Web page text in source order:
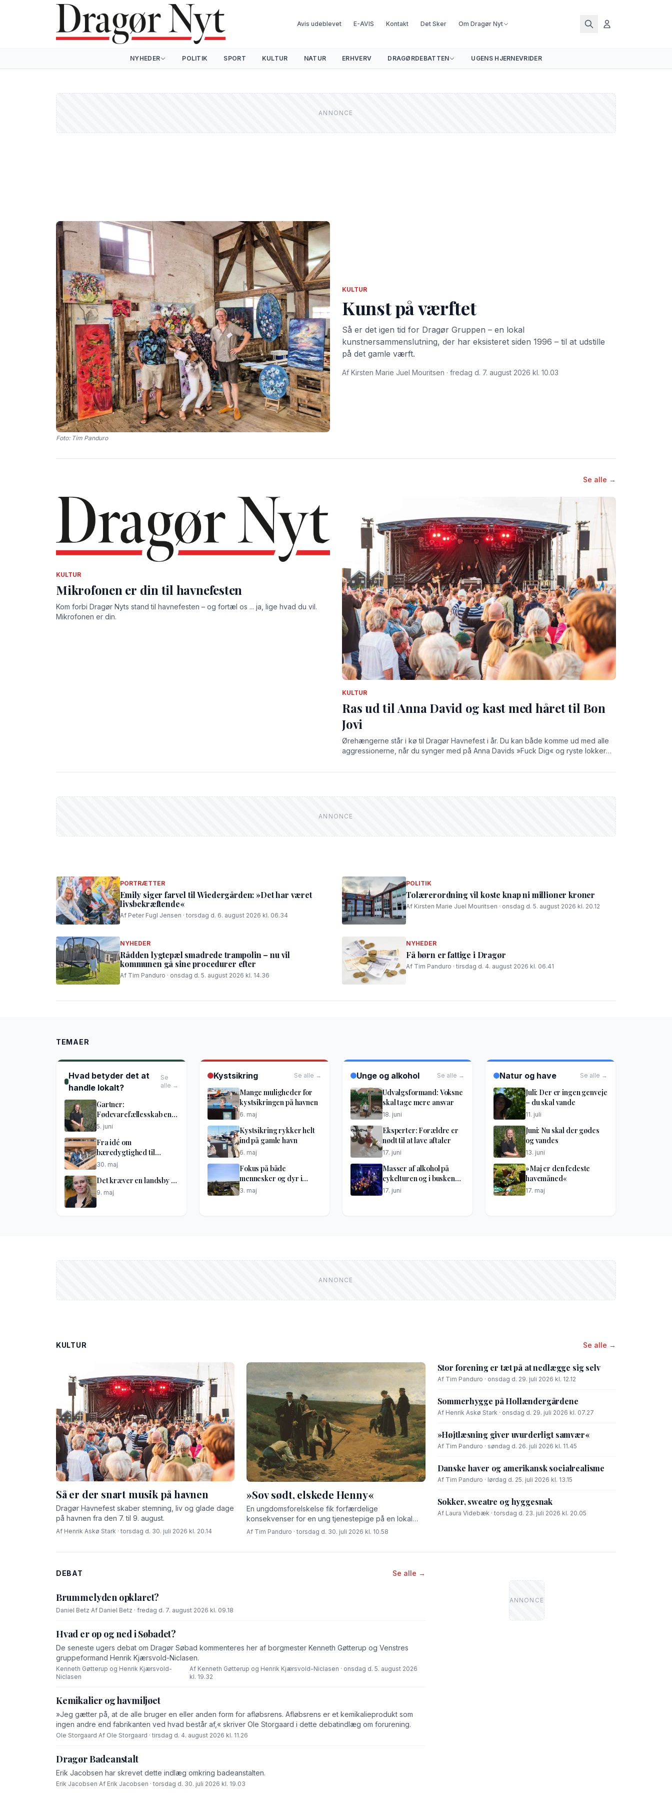
Avis udeblevet E-AVIS Kontakt Det Sker Om Dragør Nyt
NYHEDER POLITIK SPORT KULTUR NATUR ERHVERV DRAGØRDEBATTEN UGENS HJERNEVRIDER
Foto: Tim Panduro
KULTUR
Kunst på værftet
Så er det igen tid for Dragør Gruppen – en lokal
kunstnersammenslutning, der har eksisteret siden 1996 – til at udstille
på det gamle værft.
Af Kirsten Marie Juel Mouritsen · fredag d. 7. august 2026 kl. 10.03
Se alle →
KULTUR
Mikrofonen er din til havnefesten
Kom forbi Dragør Nyts stand til havnefesten – og fortæl os ... ja, lige hvad du vil.
Mikrofonen er din.
KULTUR
Ras ud til Anna David og kast med håret til Bon
Jovi
Ørehængerne står i kø til Dragør Havnefest i år. Du kan både komme ud med alle
aggressionerne, når du synger med på Anna Davids »Fuck Dig« og ryste lokker
Adams Summer of 69.
PORTRÆTTER
Emily siger farvel til Wiedergården: »Det har været
livsbekræftende«
Af Peter Fugl Jensen · torsdag d. 6. august 2026 kl. 06.34
POLITIK
Tolærerordning vil koste knap ni millioner kroner
Af Kirsten Marie Juel Mouritsen · onsdag d. 5. august 2026 kl. 20.12
NYHEDER
Rådden lygtepæl smadrede trampolin – nu vil
kommunen gå sine procedurer efter
Af Tim Panduro · onsdag d. 5. august 2026 kl. 14.36
NYHEDER
Få børn er fattige i Dragør
Af Tim Panduro · tirsdag d. 4. august 2026 kl. 06.41
TEMAER
Hvad betyder det at
handle lokalt?
Se
alle →
Gartner:
Fødevarefællesskab en
god idé
5. juni
Fra idé om
bæredygtighed til
netværkshus
30. maj
Det kræver en landsby …
9. maj
Kystsikring Se alle →
Mange muligheder for
kystsikringen på havnen
6. maj
Kystsikring rykker helt
ind på gamle havn
6. maj
Fokus på både
mennesker og dyr i
optakt til lufthavnsdiget
3. maj
Unge og alkohol Se alle →
Udvalgsformand: Voksne
skal tage mere ansvar
18. juni
Eksperter: Forældre er
nødt til at lave aftaler
17. juni
Masser af alkohol på
cykelturen og i buskene
til festen
17. juni
Natur og have Se alle →
Juli: Der er ingen genveje
– du skal vande
11. juli
Juni: Nu skal der gødes
og vandes
13. juni
»Maj er den fedeste
havemåned«
17. maj
KULTUR Se alle →
Så er der snart musik på havnen
Dragør Havnefest skaber stemning, liv og glade dage
på havnen fra den 7. til 9. august.
Af Henrik Askø Stark · torsdag d. 30. juli 2026 kl. 20.14
»Sov sødt, elskede Henny«
En ungdomsforelskelse fik forfærdelige
konsekvenser for en ung tjenestepige på en lokal
gård for godt 100 år siden.
Af Tim Panduro · torsdag d. 30. juli 2026 kl. 10.58
Stor forening er tæt på at nedlægge sig selv
Af Tim Panduro · onsdag d. 29. juli 2026 kl. 12.12
Sommerhygge på Hollændergårdene
Af Henrik Askø Stark · onsdag d. 29. juli 2026 kl. 07.27
»Højtlæsning giver uvurderligt samvær«
Af Tim Panduro · søndag d. 26. juli 2026 kl. 11.45
Danske haver og amerikansk socialrealisme
Af Tim Panduro · lørdag d. 25. juli 2026 kl. 13.15
Sokker, sweatre og hyggesnak
Af Laura Videbæk · torsdag d. 23. juli 2026 kl. 20.05
DEBAT Se alle →
Brummelyden opklaret?
Daniel Betz·Af Daniel Betz · fredag d. 7. august 2026 kl. 09.18
Hvad er op og ned i Søbadet?
De seneste ugers debat om Dragør Søbad kommenteres her af borgmester Kenneth Gøtterup og Venstres
gruppeformand Henrik Kjærsvold-Niclasen.
Kenneth Gøtterup og Henrik Kjærsvold-
Niclasen
·
Af Kenneth Gøtterup og Henrik Kjærsvold-Niclasen · onsdag d. 5. august 2026
kl. 19.32
Kemikalier og havmiljøet
»Jeg gætter på, at de alle bruger en eller anden form for afløbsrens. Afløbsrens er et kemikalieprodukt som
ingen andre end fabrikanten ved hvad består af,« skriver Ole Storgaard i dette debatindlæg om forurening.
Ole Storgaard·Af Ole Storgaard · tirsdag d. 4. august 2026 kl. 11.26
Dragør Badeanstalt
Erik Jacobsen har skrevet dette indlæg omkring badeanstalten.
Erik Jacobsen·Af Erik Jacobsen · torsdag d. 30. juli 2026 kl. 19.03